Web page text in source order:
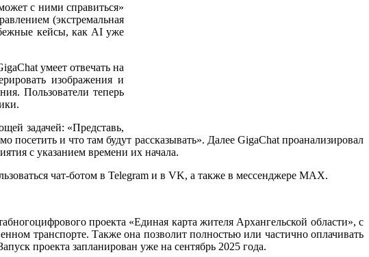
с ними справиться»
(экстремальная
кейсы, как AI уже
умеет отвечать на
изображения и
Пользователи теперь
задачей: «Представь,
и что там будут рассказывать». Далее GigaChat проанализировал
с указанием времени их начала.
чат-ботом в Telegram и в VK, а также в мессенджере MAX.
проекта «Единая карта жителя Архангельской области», с
транспорте. Также она позволит полностью или частично оплачивать
проекта запланирован уже на сентябрь 2025 года.